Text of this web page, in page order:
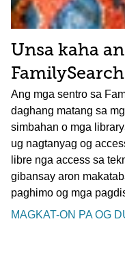
Unsa kaha
Ang mga sentro sa
daghang matang sa
simbahan o mga
ug nagtanyag og
libre nga access sa
gibansay aron
paghimo og mga
MAGKAT-ON PA OG